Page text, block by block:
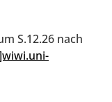
S.12.26 nach